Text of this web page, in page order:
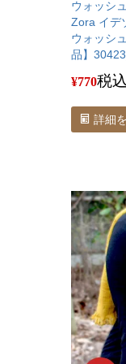
ウォッシ
Zora イデ
ウォッシ
品】
¥770税込
詳細